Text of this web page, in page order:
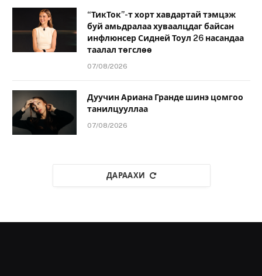
“ТикТок”-т хорт хавдартай тэмцэж
буй амьдралаа хуваалцдаг байсан
инфлюнсер Сидней Тоул 26 насандаа
таалал төгслөө
07/08/2026
Дуучин Ариана Гранде шинэ цомгоо
танилцууллаа
07/08/2026
ДАРААХИ